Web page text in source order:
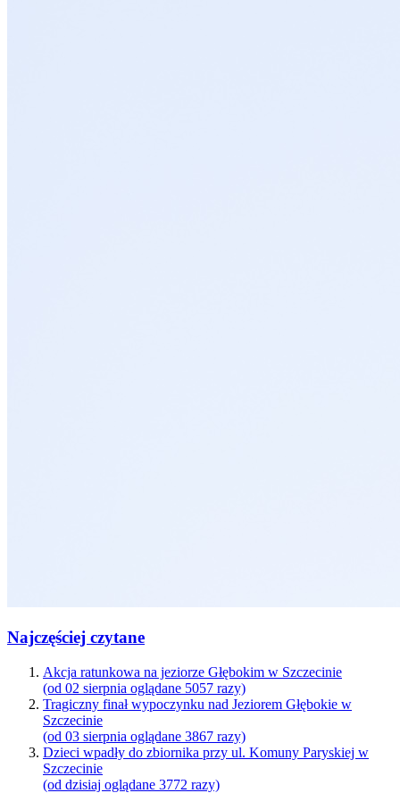
Najczęściej czytane
Akcja ratunkowa na jeziorze Głębokim w Szczecinie
(od 02 sierpnia oglądane 5057 razy)
Tragiczny finał wypoczynku nad Jeziorem Głębokie w
Szczecinie
(od 03 sierpnia oglądane 3867 razy)
Dzieci wpadły do zbiornika przy ul. Komuny Paryskiej w
Szczecinie
(od dzisiaj oglądane 3772 razy)